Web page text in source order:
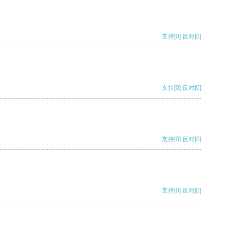
支持[0] 反对[0]
支持[0] 反对[0]
支持[0] 反对[0]
支持[0] 反对[0]